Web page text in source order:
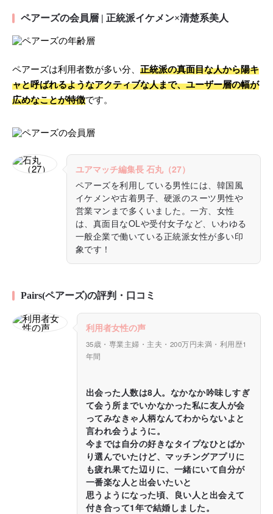
ペアーズの会員層 | 正統派イケメン×清楚系美人
ペアーズは利用者数が多い分、 正統派の真面目な人から陽キ
ャと呼ばれるようなアクティブな人まで、ユーザー層の幅が
広めなことが特徴です。
ユアマッチ編集長 石丸（27）
ペアーズを利用している男性には、韓国風
イケメンや古着男子、硬派のスーツ男性や
営業マンまで多くいました。一方、女性
は、真面目なOLや受付女子など、いわゆる
一般企業で働いている正統派女性が多い印
象です！
Pairs(ペアーズ)の評判・口コミ
利用者女性の声
35歳・専業主婦・主夫・200万円未満・利用歴1
年間
出会った人数は8人。なかなか吟味しすぎ
て会う所までいかなかった私に友人が会
ってみなきゃ人柄なんてわからないよと
言われ会うように。
今までは自分の好きなタイプなひとばか
り選んでいたけど、マッチングアプリに
も疲れ果てた辺りに、一緒にいて自分が
一番楽な人と出会いたいと
思うようになった頃、良い人と出会えて
付き合って1年で結婚しました。